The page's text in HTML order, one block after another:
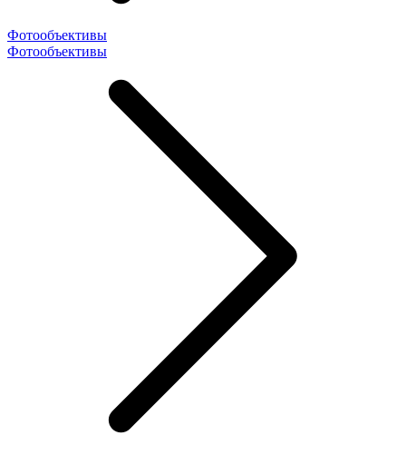
Фотообъективы
Фотообъективы